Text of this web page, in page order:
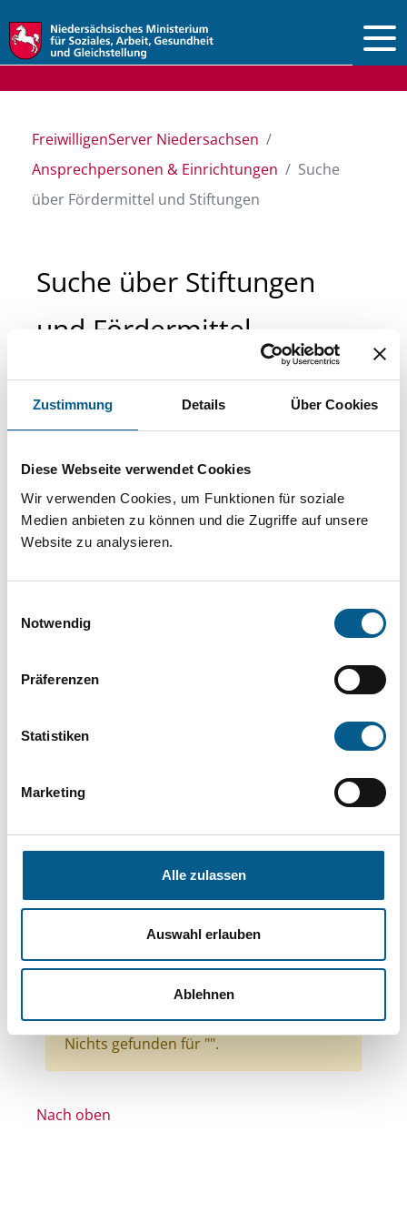
Zustimmung Details Über Cookies
Diese Webseite verwendet Cookies
Wir verwenden Cookies, um Funktionen für soziale
Medien anbieten zu können und die Zugriffe auf unsere
Website zu analysieren.
Notwendig
Präferenzen
Statistiken
Marketing
Alle zulassen
Auswahl erlauben
Ablehnen
FreiwilligenServer Niedersachsen
Ansprechpersonen & Einrichtungen
Suche
über Fördermittel und Stiftungen
Suche über Stiftungen
und Fördermittel
Sie suchen finanzielle Unterstützung für ein
Projekt oder ein Vorhaben? Hier können Sie
Stiftungsdatenbank recherchieren. Bei der
Suche bitte die Groß- und Kleinschreibung
beachten.
können durch die Wahl von Bereichen oder
Suchen
Themen: Wohlfahrtswesen
Themen: Tierschutz
Themen: Kinder, Jugendliche & Familie
Themen: Denkmalschutz
Themen: Seniorinnen, Senioren & Pflege
Alle Filter entfernen
Nichts gefunden für "".
Nach oben